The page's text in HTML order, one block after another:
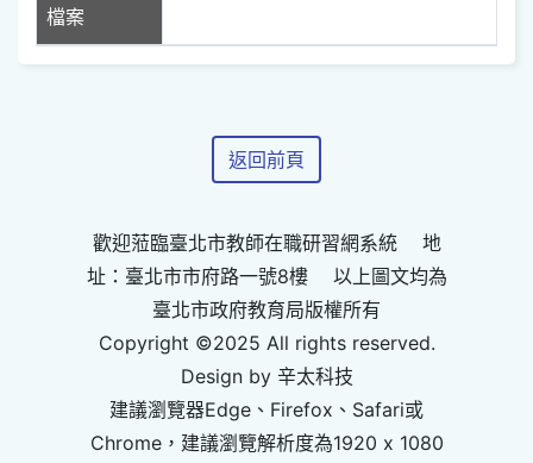
檔案
返回前頁
歡迎蒞臨臺北市教師在職研習網系統 地
址：臺北市市府路一號8樓 以上圖文均為
臺北市政府教育局版權所有
Copyright ©2025 All rights reserved.
Design by 辛太科技
建議瀏覽器Edge、Firefox、Safari或
Chrome，建議瀏覽解析度為1920 x 1080